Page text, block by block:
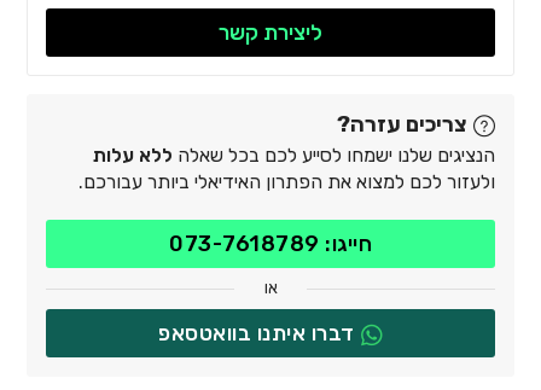
ליצירת קשר
צריכים עזרה?
הנציגים שלנו ישמחו לסייע לכם בכל שאלה ללא עלות
ולעזור לכם למצוא את הפתרון האידיאלי ביותר עבורכם.
חייגו: 073-7618789
או
דברו איתנו בוואטסאפ